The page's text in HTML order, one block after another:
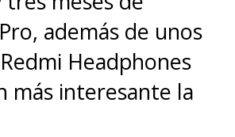
se las arregla para
cosas que la
fresca y también
las demás como por
además de unos
Headphones
más interesante la